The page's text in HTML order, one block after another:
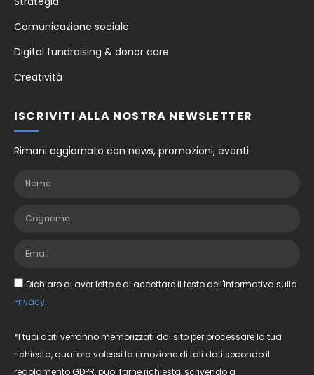
Comunicazione sociale
Digital fundraising & donor care
Creatività
ISCRIVITI ALLA NOSTRA NEWSLETTER
Rimani aggiornato con news, promozioni, eventi.
Dichiaro di aver letto e di accettare il testo dell'Informativa sulla
Privacy.
*I tuoi dati verranno memorizzati dal sito per processare la tua
richiesta, qual'ora volessi la rimozione di tali dati secondo il
regolamento GDPR, puoi farne richiesta, scrivendo a